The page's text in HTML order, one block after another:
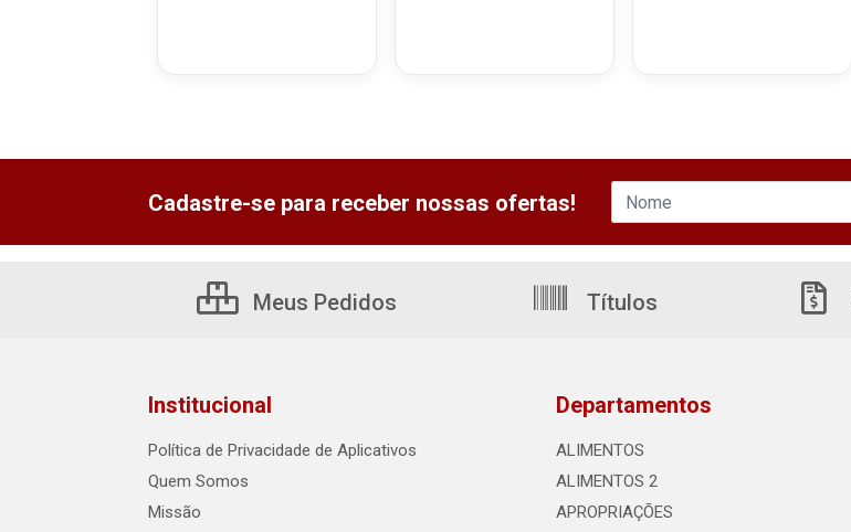
Cadastre-se para receber nossas ofertas!
Meus Pedidos Títulos
Institucional
Política de Privacidade de Aplicativos
Quem Somos
Missão
Departamentos
ALIMENTOS
ALIMENTOS 2
APROPRIAÇÕES